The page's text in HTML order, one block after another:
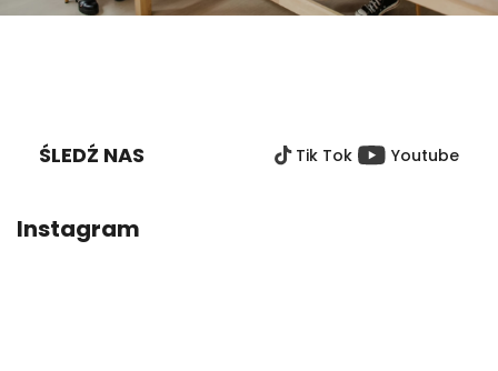
ŚLEDŹ NAS Tik Tok Youtube
Instagram